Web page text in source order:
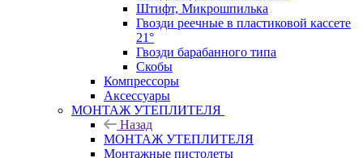
Штифт, Микрошпилька
Гвозди реечные в пластиковой кассете
21°
Гвозди барабанного типа
Скобы
Компрессоры
Аксессуары
МОНТАЖ УТЕПЛИТЕЛЯ
Назад
МОНТАЖ УТЕПЛИТЕЛЯ
Монтажные пистолеты